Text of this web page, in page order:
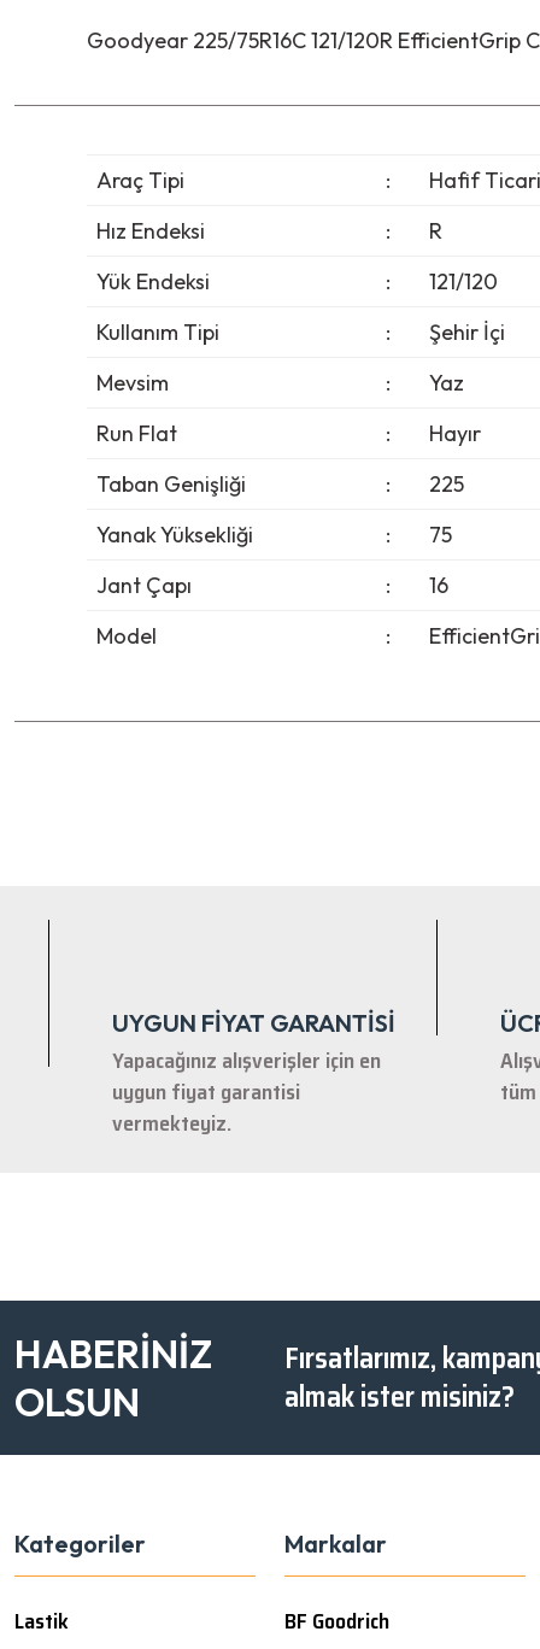
Goodyear 225/75R16C 121/120R EfficientGrip
Araç Tipi :
Hafif Ticari
Hız Endeksi
:
R
Yük Endeksi
:
121/120
Kullanım Tipi
:
Şehir İçi
Mevsim
:
Yaz
Run Flat
:
Hayır
Taban Genişliği
:
225
Yanak Yüksekliği
:
75
Jant Çapı
:
16
Model
:
UYGUN FİYAT GARANTİSİ
Yapacağınız alışverişler için en
uygun fiyat garantisi
vermekteyiz.
HABERİNİZ
OLSUN
Fırsatlarımız,
almak ister misiniz?
Kategoriler
Lastik
Markalar
BF Goodrich